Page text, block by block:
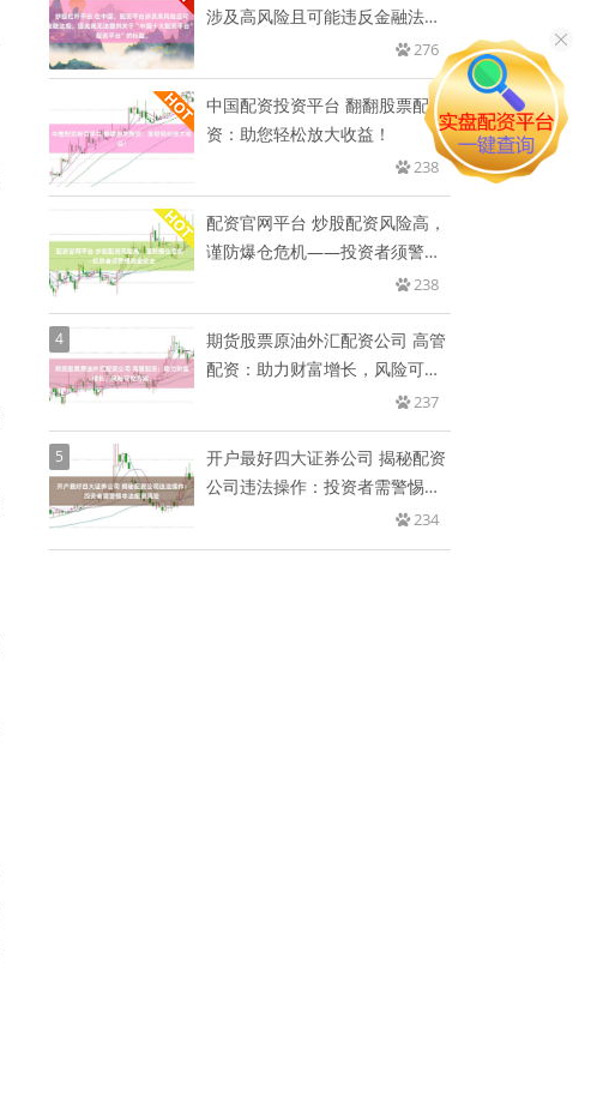
涉及高风险且可能违反金融法
276
中国配资投资平台 翻翻股票配
资：助您轻松放大收益！
238
配资官网平台 炒股配资风险高，
谨防爆仓危机——投资者须警惕
238
4
期货股票原油外汇配资公司 高管
配资：助力财富增长，风险可控
237
5
开户最好四大证券公司 揭秘配资
公司违法操作：投资者需警惕非
234